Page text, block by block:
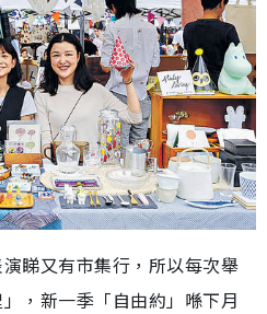
睇又有市集行，所以每次舉
，新一季「自由約」喺下月